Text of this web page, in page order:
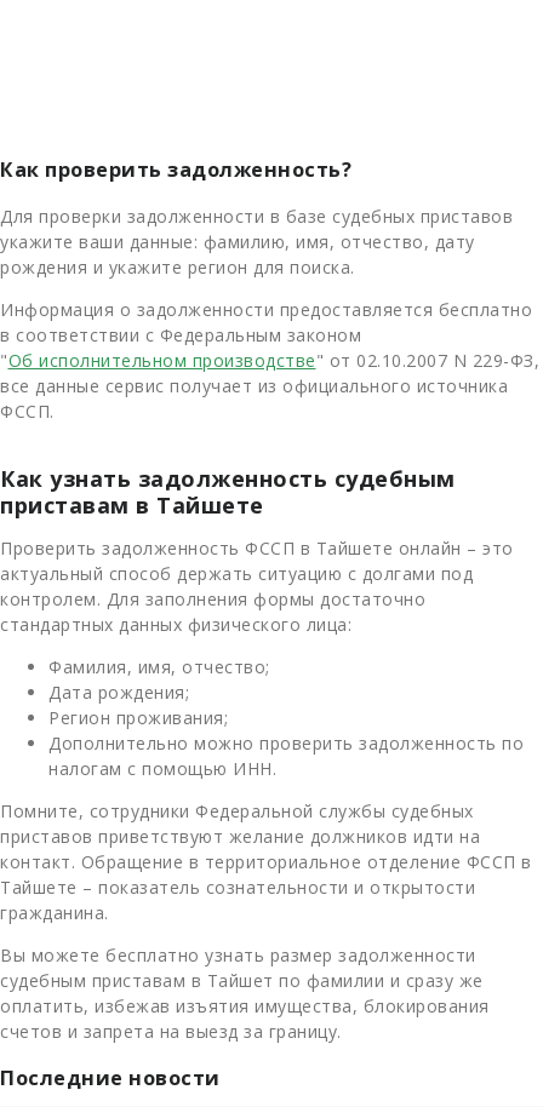
Как проверить задолженность?
Для проверки задолженности в базе судебных приставов
укажите ваши данные: фамилию, имя, отчество, дату
рождения и укажите регион для поиска.
Информация о задолженности предоставляется бесплатно
в соответствии с Федеральным законом
"Об исполнительном производстве" от 02.10.2007 N 229-ФЗ,
все данные сервис получает из официального источника
ФССП.
Как узнать задолженность судебным
приставам в Тайшете
Проверить задолженность ФССП в Тайшете онлайн – это
актуальный способ держать ситуацию с долгами под
контролем. Для заполнения формы достаточно
стандартных данных физического лица:
Фамилия, имя, отчество;
Дата рождения;
Регион проживания;
Дополнительно можно проверить задолженность по
налогам с помощью ИНН.
Помните, сотрудники Федеральной службы судебных
приставов приветствуют желание должников идти на
контакт. Обращение в территориальное отделение ФССП в
Тайшете – показатель сознательности и открытости
гражданина.
Вы можете бесплатно узнать размер задолженности
судебным приставам в Тайшет по фамилии и сразу же
оплатить, избежав изъятия имущества, блокирования
счетов и запрета на выезд за границу.
Последние новости